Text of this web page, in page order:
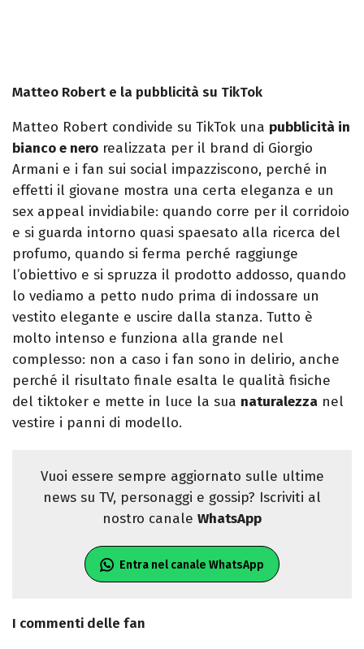
Matteo Robert e la pubblicità su TikTok
Matteo Robert condivide su TikTok una pubblicità in
bianco e nero realizzata per il brand di Giorgio
Armani e i fan sui social impazziscono, perché in
effetti il giovane mostra una certa eleganza e un
sex appeal invidiabile: quando corre per il corridoio
e si guarda intorno quasi spaesato alla ricerca del
profumo, quando si ferma perché raggiunge
l’obiettivo e si spruzza il prodotto addosso, quando
lo vediamo a petto nudo prima di indossare un
vestito elegante e uscire dalla stanza. Tutto è
molto intenso e funziona alla grande nel
complesso: non a caso i fan sono in delirio, anche
perché il risultato finale esalta le qualità fisiche
del tiktoker e mette in luce la sua naturalezza nel
vestire i panni di modello.
Vuoi essere sempre aggiornato sulle ultime
news su TV, personaggi e gossip? Iscriviti al
nostro canale WhatsApp
Entra nel canale WhatsApp
I commenti delle fan